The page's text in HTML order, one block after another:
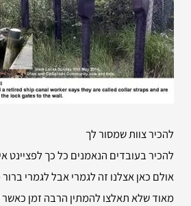
להכיר צוות שמסור לך
להכיר בעובדים הנאמנים כל כך לפציינט
אולם כאן אצלנו זה לגמרי אבל לגמרי
מאוד שלא תאלצו להמתין הרבה זמן